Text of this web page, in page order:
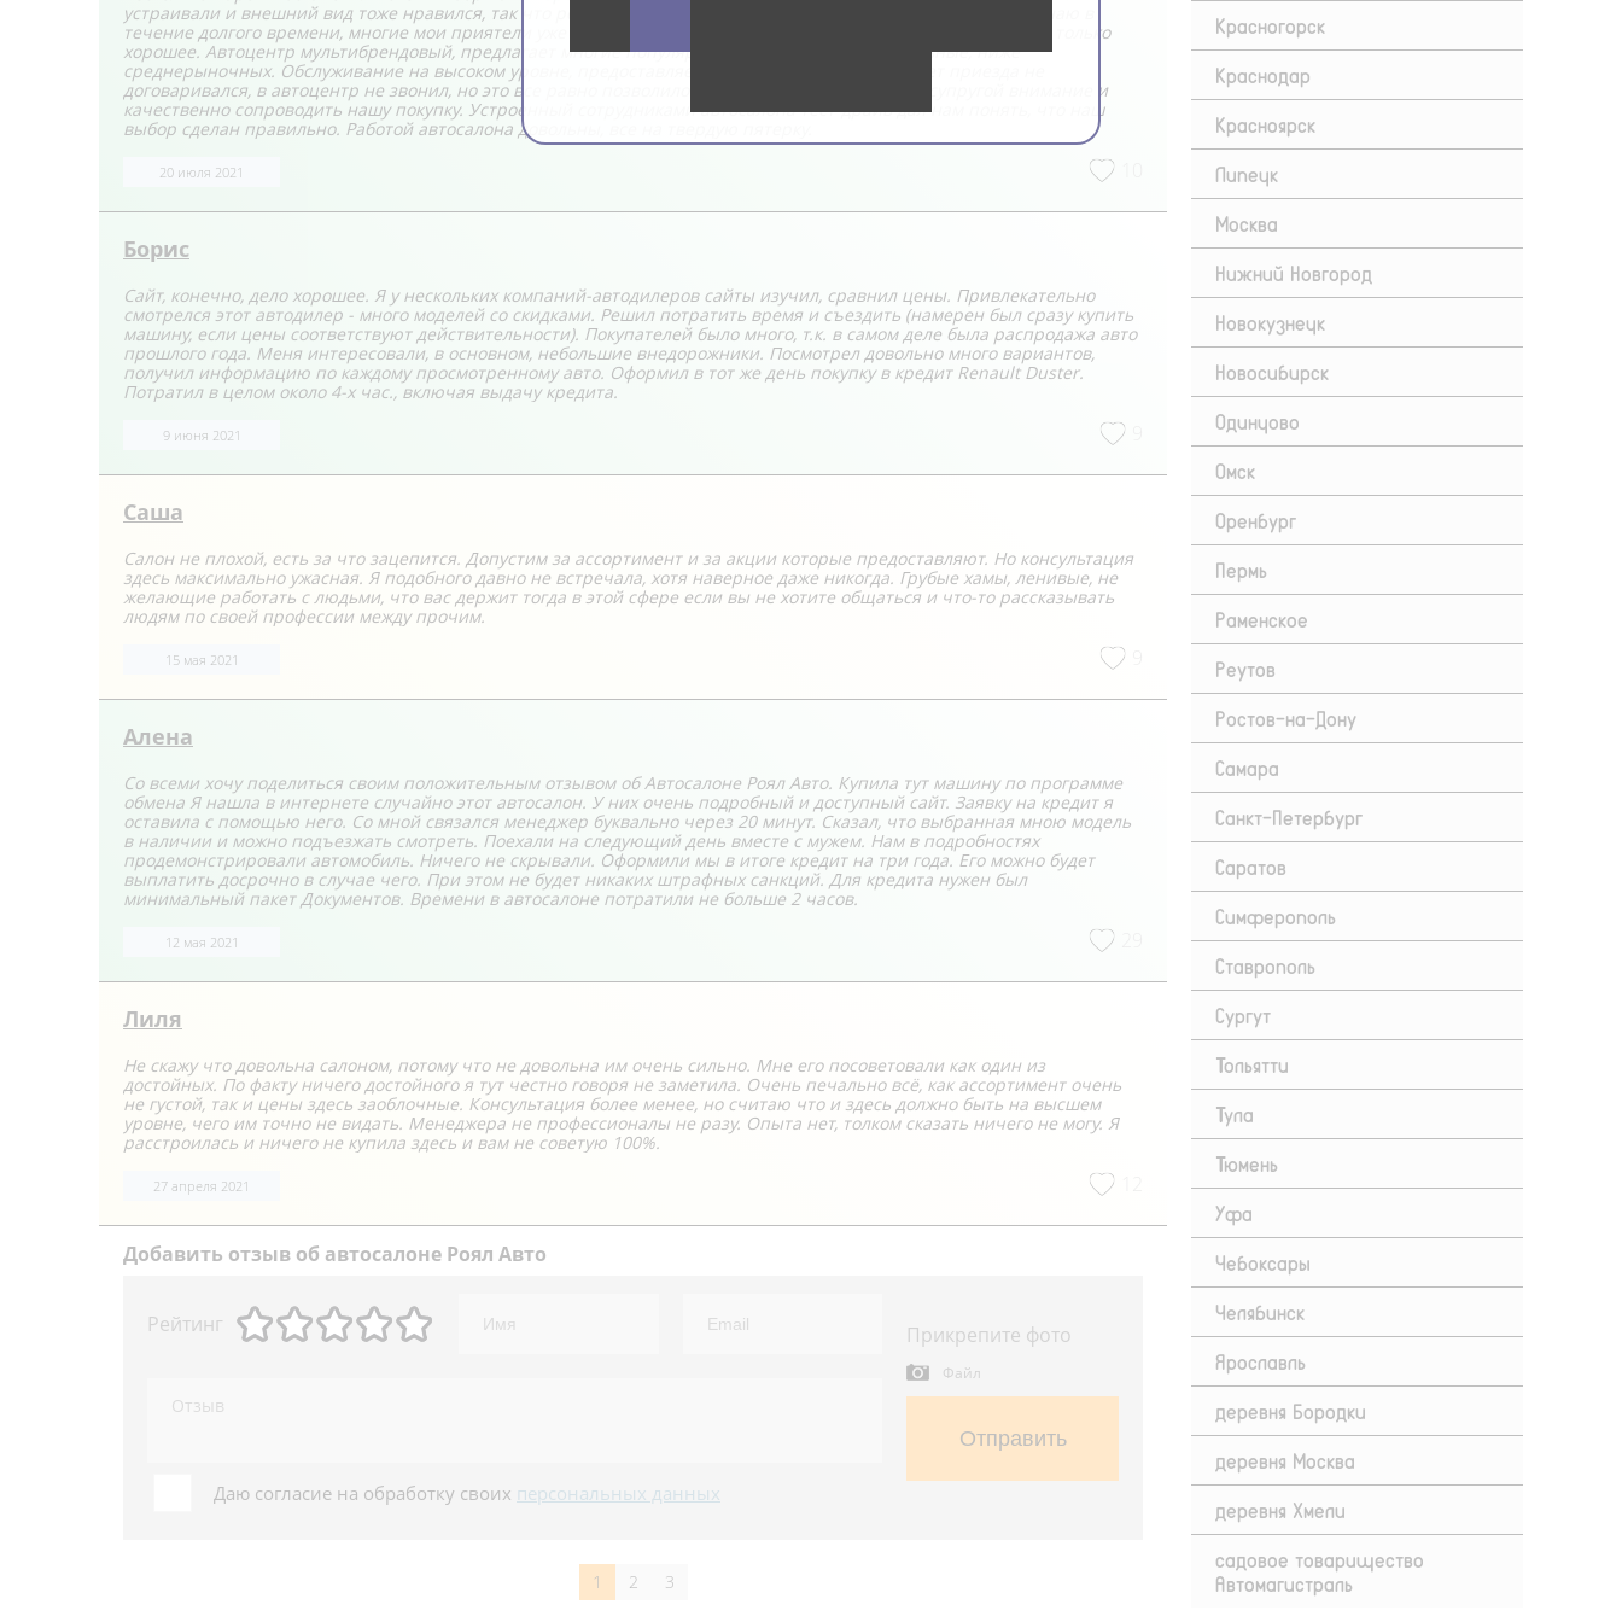
устраивали и внешний вид тоже нравился, так что решили с женой единогласно ее брать. Сам автоцентр я знаю в
течение долгого времени, многие мои приятели уже брали здесь авто и все они говорили об этом автосалоне только
хорошее. Автоцентр мультибрендовый, предлагает многие популярные модели, цены оптимальные, ниже
среднерыночных. Обслуживание на высоком уровне, предоставляется гарантия. Заранее насчет приезда не
договаривался, в автоцентр не звонил, но это все равно позволило сотрудникам уделить нам с супругой внимание и
качественно сопроводить нашу покупку. Устроенный сотрудниками автосалона тест-драйв дал нам понять, что наш
выбор сделан правильно. Работой автосалона довольны, все на твердую пятерку.
20 июля 2021
Борис
Сайт, конечно, дело хорошее. Я у нескольких компаний-автодилеров сайты изучил, сравнил цены. Привлекательно
смотрелся этот автодилер - много моделей со скидками. Решил потратить время и съездить (намерен был сразу купить
машину, если цены соответствуют действительности). Покупателей было много, т.к. в самом деле была распродажа авто
прошлого года. Меня интересовали, в основном, небольшие внедорожники. Посмотрел довольно много вариантов,
получил информацию по каждому просмотренному авто. Оформил в тот же день покупку в кредит Renault Duster.
Потратил в целом около 4-х час., включая выдачу кредита.
9 июня 2021
Саша
Салон не плохой, есть за что зацепится. Допустим за ассортимент и за акции которые предоставляют. Но консультация
здесь максимально ужасная. Я подобного давно не встречала, хотя наверное даже никогда. Грубые хамы, ленивые, не
желающие работать с людьми, что вас держит тогда в этой сфере если вы не хотите общаться и что-то рассказывать
людям по своей профессии между прочим.
15 мая 2021
Алена
Со всеми хочу поделиться своим положительным отзывом об Автосалоне Роял Авто. Купила тут машину по программе
обмена Я нашла в интернете случайно этот автосалон. У них очень подробный и доступный сайт. Заявку на кредит я
оставила с помощью него. Со мной связался менеджер буквально через 20 минут. Сказал, что выбранная мною модель
в наличии и можно подъезжать смотреть. Поехали на следующий день вместе с мужем. Нам в подробностях
продемонстрировали автомобиль. Ничего не скрывали. Оформили мы в итоге кредит на три года. Его можно будет
выплатить досрочно в случае чего. При этом не будет никаких штрафных санкций. Для кредита нужен был
минимальный пакет Документов. Времени в автосалоне потратили не больше 2 часов.
12 мая 2021
Лиля
Не скажу что довольна салоном, потому что не довольна им очень сильно. Мне его посоветовали как один из
достойных. По факту ничего достойного я тут честно говоря не заметила. Очень печально всё, как ассортимент очень
не густой, так и цены здесь заоблочные. Консультация более менее, но считаю что и здесь должно быть на высшем
уровне, чего им точно не видать. Менеджера не профессионалы не разу. Опыта нет, толком сказать ничего не могу. Я
расстроилась и ничего не купила здесь и вам не советую 100%.
27 апреля 2021
Добавить отзыв об автосалоне Роял Авто
Рейтинг
Даю согласие на обработку своих персональных данных
Прикрепите фото
Файл
Отправить
1 2 3
Красногорск
Краснодар
Красноярск
Липецк
Москва
Нижний Новгород
Новокузнецк
Новосибирск
Одинцово
Омск
Оренбург
Пермь
Раменское
Реутов
Ростов-на-Дону
Самара
Санкт-Петербург
Саратов
Симферополь
Ставрополь
Сургут
Тольятти
Тула
Тюмень
Уфа
Чебоксары
Челябинск
Ярославль
деревня Бородки
деревня Москва
деревня Хмели
садовое товарищество
Автомагистраль